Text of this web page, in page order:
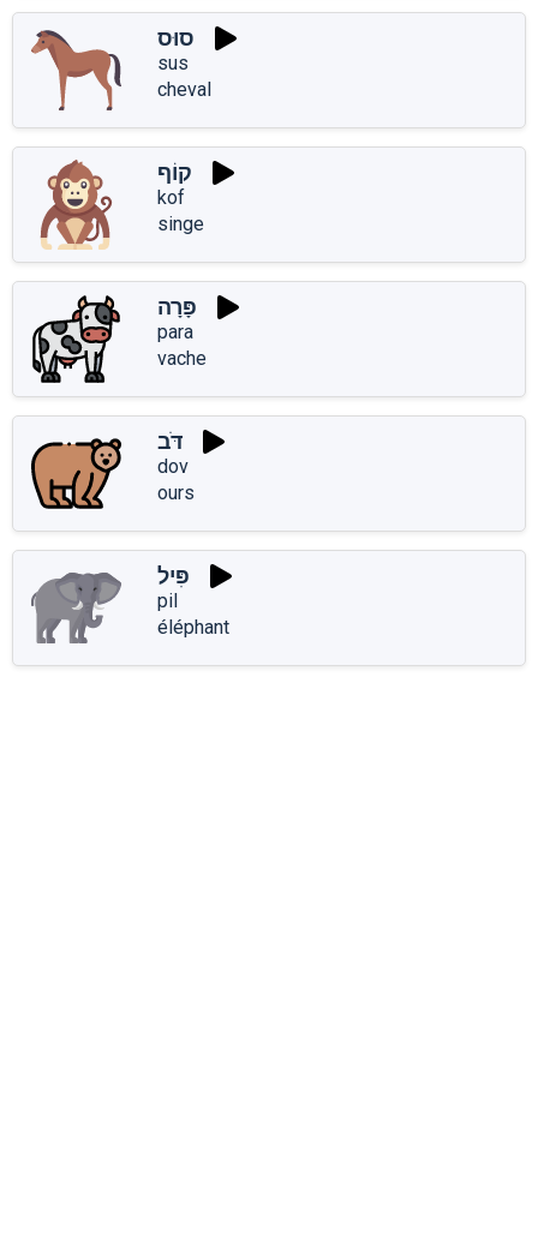
סוּס
sus
cheval
קוֹף
kof
singe
פָּרָה
para
vache
דֹּב
dov
ours
פִּיל
pil
éléphant